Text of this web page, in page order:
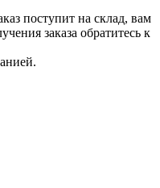
поступит на склад, вам
заказа обратитесь к